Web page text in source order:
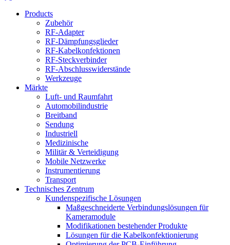
Products
Zubehör
RF-Adapter
RF-Dämpfungsglieder
RF-Kabelkonfektionen
RF-Steckverbinder
RF-Abschlusswiderstände
Werkzeuge
Märkte
Luft- und Raumfahrt
Automobilindustrie
Breitband
Sendung
Industriell
Medizinische
Militär & Verteidigung
Mobile Netzwerke
Instrumentierung
Transport
Technisches Zentrum
Kundenspezifische Lösungen
Maßgeschneiderte Verbindungslösungen für
Kameramodule
Modifikationen bestehender Produkte
Lösungen für die Kabelkonfektionierung